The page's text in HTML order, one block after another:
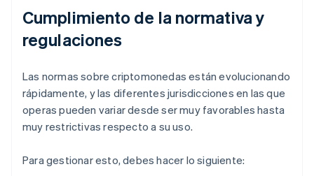
Cumplimiento de la normativa y
regulaciones
Las normas sobre criptomonedas están evolucionando
rápidamente, y las diferentes jurisdicciones en las que
operas pueden variar desde ser muy favorables hasta
muy restrictivas respecto a su uso.
Para gestionar esto, debes hacer lo siguiente: